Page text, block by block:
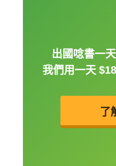
出國唸書一
我們用一天
了